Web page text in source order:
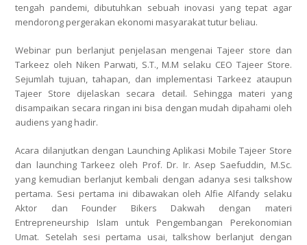
tengah pandemi, dibutuhkan sebuah inovasi yang tepat agar
mendorong pergerakan ekonomi masyarakat tutur beliau.
Webinar pun berlanjut penjelasan mengenai Tajeer store dan
Tarkeez oleh Niken Parwati, S.T., M.M selaku CEO Tajeer Store.
Sejumlah tujuan, tahapan, dan implementasi Tarkeez ataupun
Tajeer Store dijelaskan secara detail. Sehingga materi yang
disampaikan secara ringan ini bisa dengan mudah dipahami oleh
audiens yang hadir.
Acara dilanjutkan dengan Launching Aplikasi Mobile Tajeer Store
dan launching Tarkeez oleh Prof. Dr. Ir. Asep Saefuddin, M.Sc.
yang kemudian berlanjut kembali dengan adanya sesi talkshow
pertama. Sesi pertama ini dibawakan oleh Alfie Alfandy selaku
Aktor dan Founder Bikers Dakwah dengan materi
Entrepreneurship Islam untuk Pengembangan Perekonomian
Umat. Setelah sesi pertama usai, talkshow berlanjut dengan